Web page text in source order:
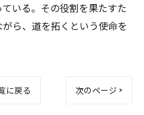
いる。その役割を果たすた
ら、道を拓くという使命を
に戻る 次のページ >